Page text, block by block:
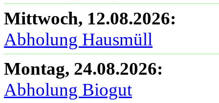
Mittwoch, 12.08.2026:
Abholung Hausmüll
Montag, 24.08.2026:
Abholung Biogut